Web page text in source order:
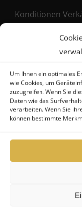
Um Ihnen ein optimales
wie Cookies, um
zuzugreifen. Wenn Sie
Daten wie das
verarbeiten. Wenn Sie
können bestimmte
Konditionen
Konditionen
Maklervertrag
Kontakt